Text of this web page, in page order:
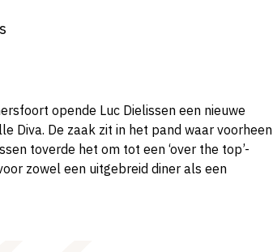
opende Luc Dielissen een nieuwe
Diva. De zaak zit in het pand waar voorheen
toverde het om tot een ‘over the top’-
zowel een uitgebreid diner als een